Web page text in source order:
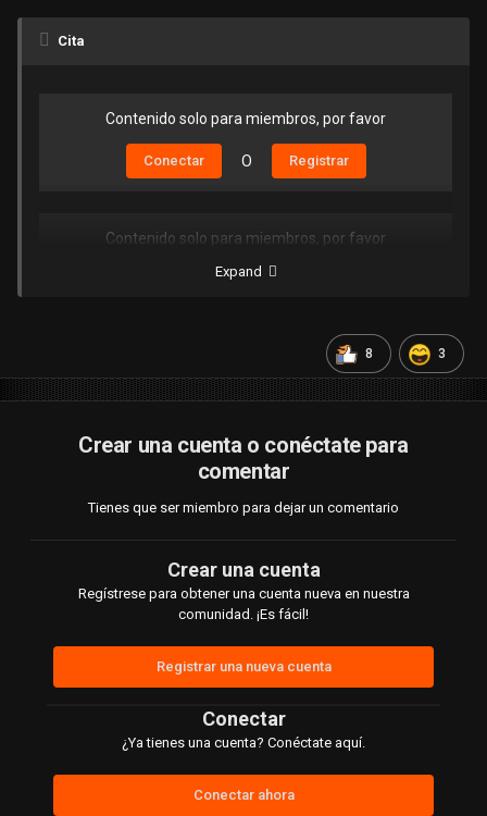
Cita
Contenido solo para miembros, por favor
Conectar O Registrar
Contenido solo para miembros, por favor
O
Expand
8 3
Crear una cuenta o conéctate para
comentar
Tienes que ser miembro para dejar un comentario
Crear una cuenta
Regístrese para obtener una cuenta nueva en nuestra
comunidad. ¡Es fácil!
Registrar una nueva cuenta
Conectar
¿Ya tienes una cuenta? Conéctate aquí.
Conectar ahora